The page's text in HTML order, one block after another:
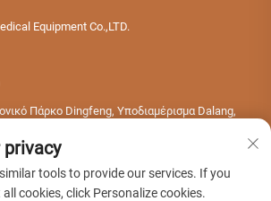
Equipment Co.,LTD.
Πάρκο Dingfeng, Υποδιαμέρισμα Dalang,
privacy
tools to provide our services. If you
cookies, click Personalize cookies.